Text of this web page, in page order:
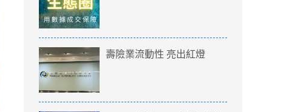
壽險業流動性 亮出紅燈